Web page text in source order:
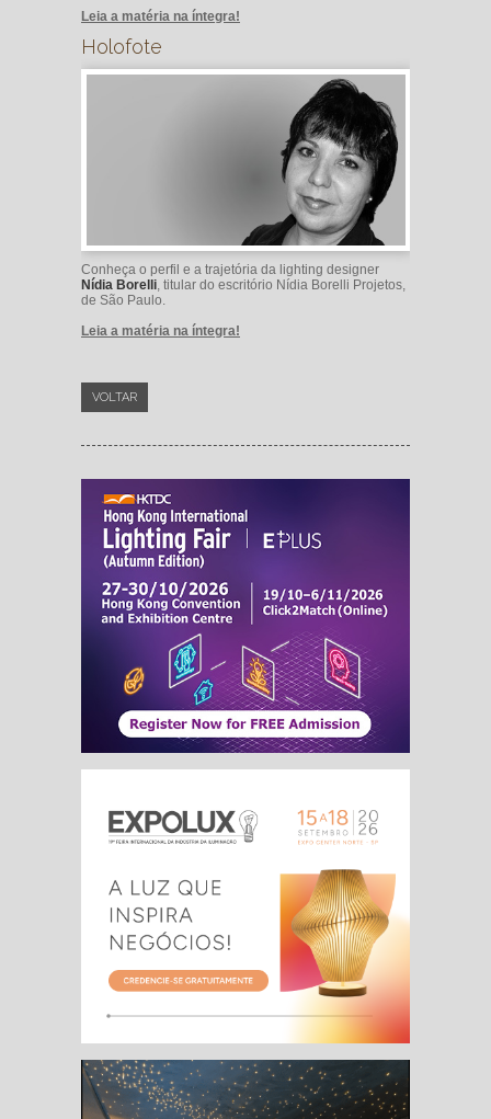
Leia a matéria na íntegra!
Holofote
Conheça o perfil e a trajetória da lighting designer
Nídia Borelli , titular do escritório Nídia Borelli Projetos,
de São Paulo.
Leia a matéria na íntegra!
VOLTAR